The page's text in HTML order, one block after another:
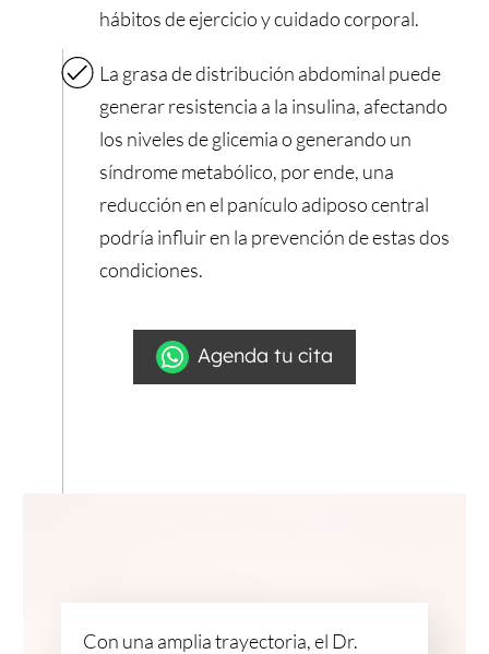
hábitos de ejercicio y cuidado corporal.
La grasa de distribución abdominal puede
generar resistencia a la insulina, afectando
los niveles de glicemia o generando un
síndrome metabólico, por ende, una
reducción en el panículo adiposo central
podría influir en la prevención de estas dos
condiciones.
Agenda tu cita
Con una amplia trayectoria, el Dr.